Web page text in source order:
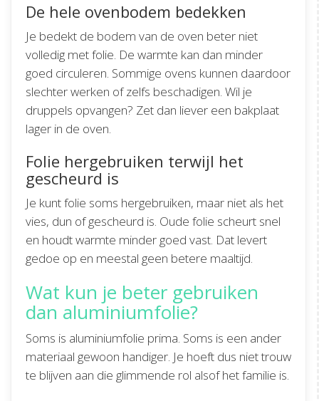
De hele ovenbodem bedekken
Je bedekt de bodem van de oven beter niet
volledig met folie. De warmte kan dan minder
goed circuleren. Sommige ovens kunnen daardoor
slechter werken of zelfs beschadigen. Wil je
druppels opvangen? Zet dan liever een bakplaat
lager in de oven.
Folie hergebruiken terwijl het
gescheurd is
Je kunt folie soms hergebruiken, maar niet als het
vies, dun of gescheurd is. Oude folie scheurt snel
en houdt warmte minder goed vast. Dat levert
gedoe op en meestal geen betere maaltijd.
Wat kun je beter gebruiken
dan aluminiumfolie?
Soms is aluminiumfolie prima. Soms is een ander
materiaal gewoon handiger. Je hoeft dus niet trouw
te blijven aan die glimmende rol alsof het familie is.